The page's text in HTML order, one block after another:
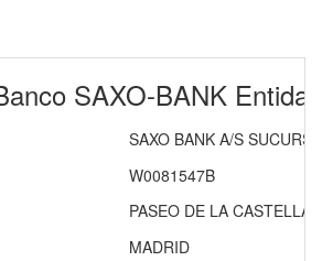
SAXO-BANK
SAXO BANK A/S
W0081547B
PASEO DE LA
MADRID